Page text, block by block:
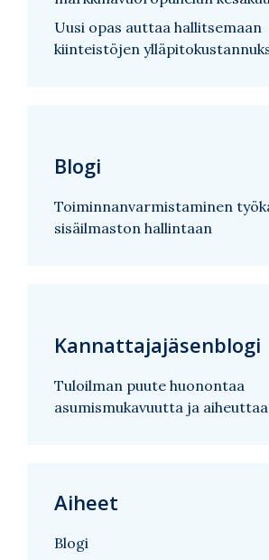
Uusi opas auttaa hallitsemaan
kiinteistöjen
Blogi
Toiminnanvarmistaminen
sisäilmaston hallintaan
Kannattajajäsenblogi
Tuloilman puute huonontaa
asumismukavuutta ja
Aiheet
Blogi